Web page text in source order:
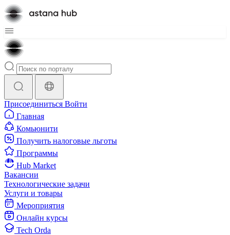
Присоединиться Войти
Главная
Комьюнити
Получить налоговые льготы
Программы
Hub Market
Вакансии
Технологические задачи
Услуги и товары
Мероприятия
Онлайн курсы
Tech Orda